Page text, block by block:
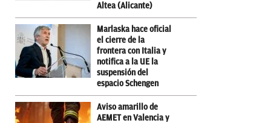
Altea (Alicante)
Marlaska hace oficial
el cierre de la
frontera con Italia y
notifica a la UE la
suspensión del
espacio Schengen
Aviso amarillo de
AEMET en Valencia y